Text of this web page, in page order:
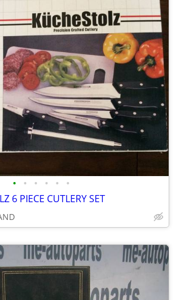
• • • • • •
6 PIECE CUTLERY SET